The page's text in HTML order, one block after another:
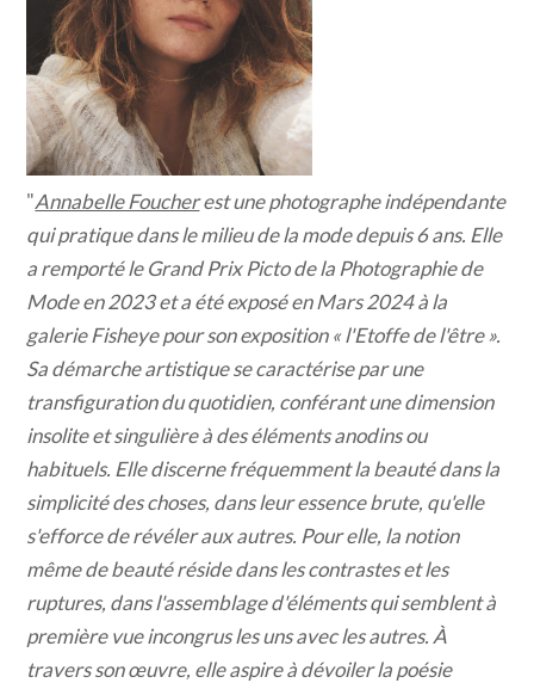
"Annabelle Foucherest une photographe indépendante
qui pratique dans le milieu de la mode depuis 6 ans. Elle
a remporté le Grand Prix Picto de la Photographie de
Mode en 2023 et a été exposé en Mars 2024 à la
galerie Fisheye pour son exposition « l'Etoffe de l'être ».
Sa démarche artistique se caractérise par une
transfiguration du quotidien, conférant une dimension
insolite et singulière à des éléments anodins ou
habituels. Elle discerne fréquemment la beauté dans la
simplicité des choses, dans leur essence brute, qu'elle
s'efforce de révéler aux autres. Pour elle, la notion
même de beauté réside dans les contrastes et les
ruptures, dans l'assemblage d'éléments qui semblent à
première vue incongrus les uns avec les autres. À
travers son œuvre, elle aspire à dévoiler la poésie